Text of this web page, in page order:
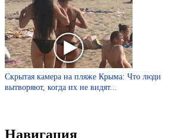
Скрытая камера на пляже Крыма: Что люди
вытворяют, когда их не видят...
Навигация